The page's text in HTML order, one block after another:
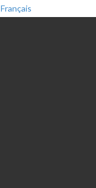
Français